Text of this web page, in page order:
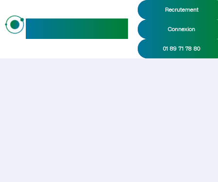
Recrutement
Connexion
01 89 71 78 80